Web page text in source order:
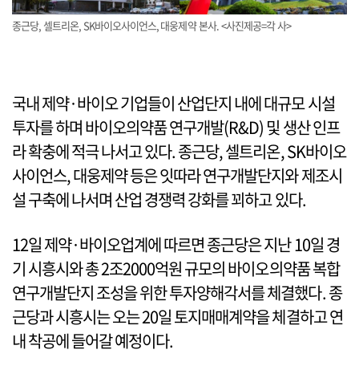
종근당, 셀트리온, SK바이오사이언스, 대웅제약 본사. <사진제공=각 사>
국내 제약·바이오 기업들이 산업단지 내에 대규모 시설
투자를 하며 바이오의약품 연구개발(R&D) 및 생산 인프
라 확충에 적극 나서고 있다. 종근당, 셀트리온, SK바이오
사이언스, 대웅제약 등은 잇따라 연구개발단지와 제조시
설 구축에 나서며 산업 경쟁력 강화를 꾀하고 있다.
12일 제약·바이오업계에 따르면 종근당은 지난 10일 경
기 시흥시와 총 2조2000억원 규모의 바이오의약품 복합
연구개발단지 조성을 위한 투자양해각서를 체결했다. 종
근당과 시흥시는 오는 20일 토지매매계약을 체결하고 연
내 착공에 들어갈 예정이다.